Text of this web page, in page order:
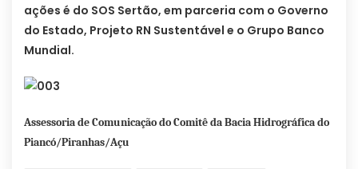
ações é do SOS Sertão, em parceria com o Governo
do Estado, Projeto RN Sustentável e o Grupo Banco
Mundial.
Assessoria de Comunicação do Comitê da Bacia Hidrográfica do
Piancó/Piranhas/Açu